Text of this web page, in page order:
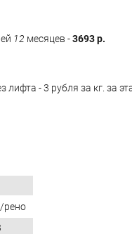
12 месяцев -3693 р.
лифта - 3 рубля за кг. за
рено